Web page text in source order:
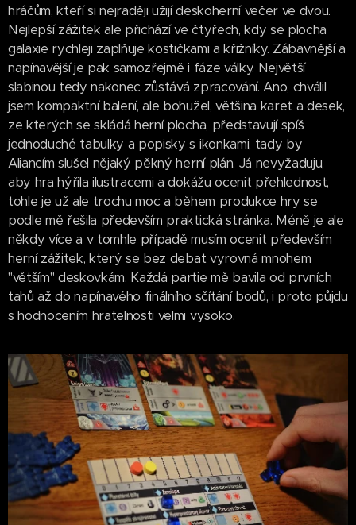
hráčům, kteří si nejraději užijí deskoherní večer ve dvou.
Nejlepší zážitek ale přichází ve čtyřech, kdy se plocha
galaxie rychleji zaplňuje kostičkami a křižníky. Zábavnější a
napínavější je pak samozřejmě i fáze války. Největší
slabinou tedy nakonec zůstává zpracování. Ano, chválil
jsem kompaktní balení, ale bohužel, většina karet a desek,
ze kterých se skládá herní plocha, představují spíš
jednoduché tabulky a popisky s ikonkami, tady by
Aliancím slušel nějaký pěkný herní plán. Já nevyžaduju,
aby hra hýřila ilustracemi a dokážu ocenit přehlednost,
tohle je už ale trochu moc a během produkce hry se
podle mě řešila především praktická stránka. Méně je ale
někdy více a v tomhle případě musím ocenit především
herní zážitek, který se bez debat vyrovná mnohem
"větším" deskovkám. Každá partie mě bavila od prvních
tahů až do napínavého finálního sčítání bodů, i proto půjdu
s hodnocením hratelnosti velmi vysoko.